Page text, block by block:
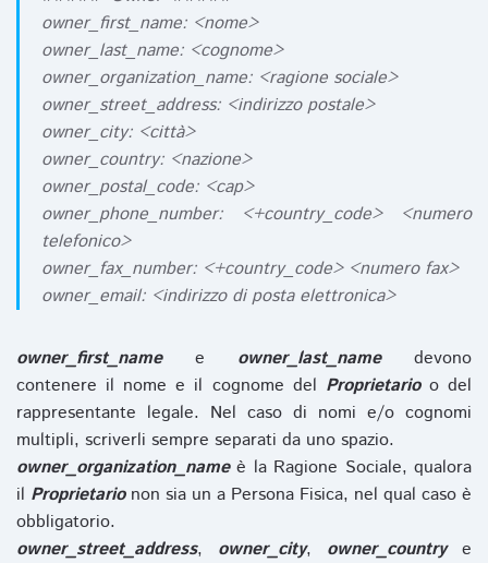
owner_first_name: <nome>
owner_last_name: <cognome>
owner_organization_name: <ragione sociale>
owner_street_address: <indirizzo postale>
owner_city: <città>
owner_country: <nazione>
owner_postal_code: <cap>
owner_phone_number: <+country_code> <numero
telefonico>
owner_fax_number: <+country_code> <numero fax>
owner_email: <indirizzo di posta elettronica>
owner_first_namee owner_last_namedevono
contenere il nome e il cognome del Proprietarioo del
rappresentante legale. Nel caso di nomi e/o cognomi
multipli, scriverli sempre separati da uno spazio.
owner_organization_nameè la Ragione Sociale, qualora
il Proprietarionon sia un a Persona Fisica, nel qual caso è
obbligatorio.
owner_street_address, owner_city, owner_countrye